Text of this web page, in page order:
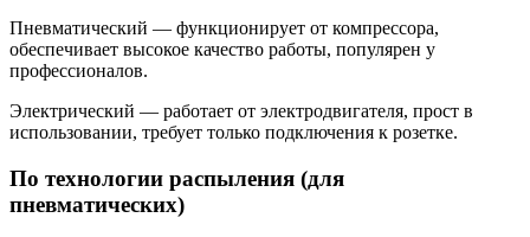
Пневматический — функционирует от компрессора,
обеспечивает высокое качество работы, популярен у
профессионалов.
Электрический — работает от электродвигателя, прост в
использовании, требует только подключения к розетке.
По технологии распыления (для
пневматических)